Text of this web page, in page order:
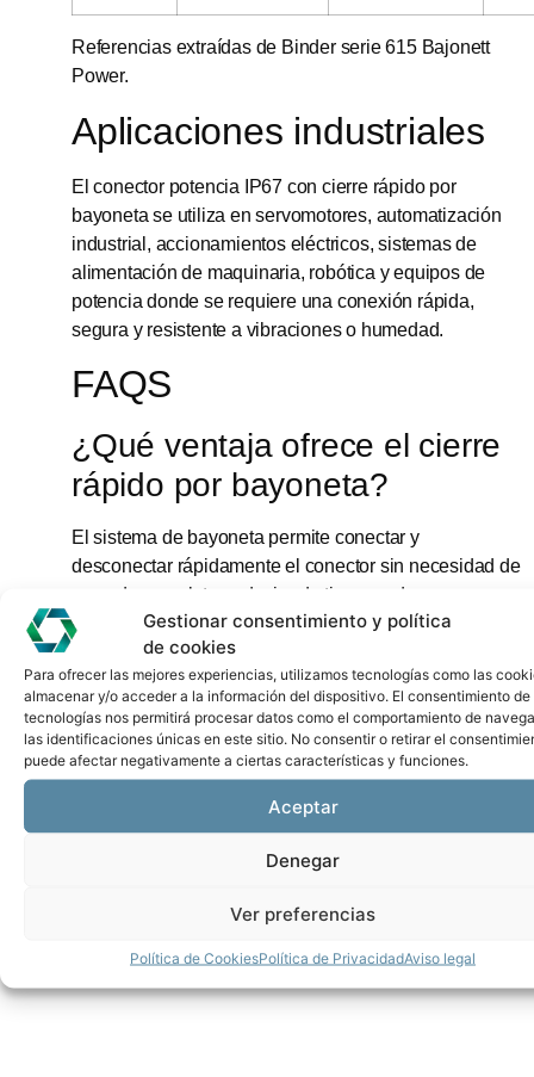
Gestionar consentimiento y política
de cookies
Para ofrecer las mejores experiencias, utilizamos tecnologías como las
almacenar y/o acceder a la información del dispositivo. El consentimiento de
tecnologías nos permitirá procesar datos como el comportamiento de
las identificaciones únicas en este sitio. No consentir o retirar el
puede afectar negativamente a ciertas características y funciones.
Aceptar
Denegar
Ver preferencias
Política de CookiesPolítica de PrivacidadAviso legal
Referencias extraídas de Binder serie 615 Bajonett
Power.
Aplicaciones industriales
El conector potencia IP67 con cierre rápido por
bayoneta se utiliza en servomotores, automatización
industrial, accionamientos eléctricos, sistemas de
alimentación de maquinaria, robótica y equipos de
potencia donde se requiere una conexión rápida,
segura y resistente a vibraciones o humedad.
FAQS
¿Qué ventaja ofrece el cierre
rápido por bayoneta?
El sistema de bayoneta permite conectar y
desconectar rápidamente el conector sin necesidad de
roscado completo, reduciendo tiempos de
mantenimiento y mejorando la seguridad de conexión.
¿Qué capacidad eléctrica
soporta este conector?
La serie Binder 615 soporta hasta 630V y 16A en
líneas de potencia, además de contactos auxiliares
Contacta con nosotros y te ayudamos a